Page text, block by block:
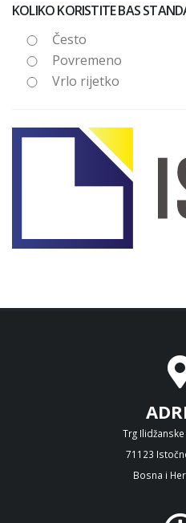
KOLIKO KORISTITE BAS
Često
Povremeno
Vrlo rijetko
Trg
71123
Bosna i